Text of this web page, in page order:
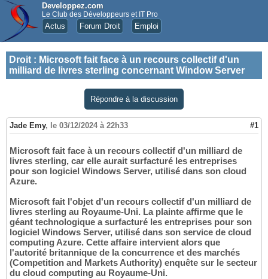
Developpez.com
Le Club des Développeurs et IT Pro
Actus Forum Droit Emploi
Droit : Microsoft fait face à un recours collectif d'un
milliard de livres sterling concernant Window Server
Répondre à la discussion
Jade Emy, le 03/12/2024 à 22h33 #1
Microsoft fait face à un recours collectif d'un milliard de
livres sterling, car elle aurait surfacturé les entreprises
pour son logiciel Windows Server, utilisé dans son cloud
Azure.
Microsoft fait l'objet d'un recours collectif d'un milliard de
livres sterling au Royaume-Uni. La plainte affirme que le
géant technologique a surfacturé les entreprises pour son
logiciel Windows Server, utilisé dans son service de cloud
computing Azure. Cette affaire intervient alors que
l'autorité britannique de la concurrence et des marchés
(Competition and Markets Authority) enquête sur le secteur
du cloud computing au Royaume-Uni.